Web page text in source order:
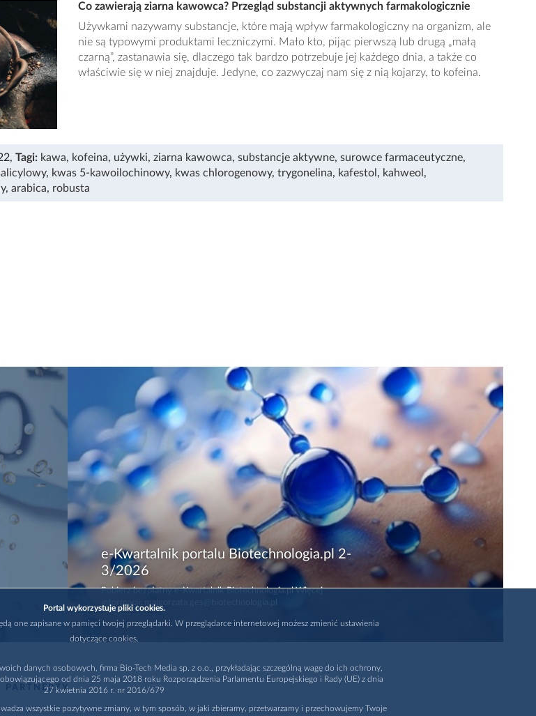
Co zawierają ziarna kawowca? Przegląd substancji aktywnych farmakologicznie
Używkami nazywamy substancje, które mają wpływ farmakologiczny na organizm, ale
nie są typowymi produktami leczniczymi. Mało kto, pijąc pierwszą lub drugą „małą
czarną”, zastanawia się, dlaczego tak bardzo potrzebuje jej każdego dnia, a także co
właściwie się w niej znajduje. Jedyne, co zazwyczaj nam się z nią kojarzy, to kofeina.
, Tagi: kawa, kofeina, używki, ziarna kawowca, substancje aktywne, surowce farmaceutyczne,
, kwas 5-kawoilochinowy, kwas chlorogenowy, trygonelina, kafestol , kahweol ,
, arabica, robusta
e-Kwartalnik portalu Biotechnologia.pl 2-
3/2026
Pobierz bezpłatny e-Kwartalnik Biotechnologia.pl Więcej
informacji: malgorzata.ges@biotechnologia.pl
PARTNERZY
Portal wykorzystuje pliki cookies.
one zapisane w pamięci twojej przeglądarki. W przeglądarce internetowej możesz zmienić ustawienia
dotyczące cookies.
danych osobowych, firma Bio-Tech Media sp. z o.o., przykładając szczególną wagę do ich ochrony,
od dnia 25 maja 2018 roku Rozporządzenia Parlamentu Europejskiego i Rady (UE) z dnia
27 kwietnia 2016 r. nr 2016/679
wszystkie pozytywne zmiany, w tym sposób, w jaki zbieramy, przetwarzamy i przechowujemy Twoje